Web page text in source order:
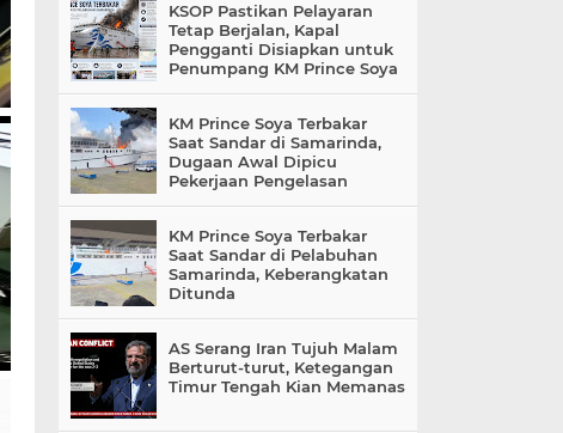
KSOP Pastikan Pelayaran
Tetap Berjalan, Kapal
Pengganti Disiapkan untuk
Penumpang KM Prince Soya
KM Prince Soya Terbakar
Saat Sandar di Samarinda,
Dugaan Awal Dipicu
Pekerjaan Pengelasan
KM Prince Soya Terbakar
Saat Sandar di Pelabuhan
Samarinda, Keberangkatan
Ditunda
AS Serang Iran Tujuh Malam
Berturut-turut, Ketegangan
Timur Tengah Kian Memanas